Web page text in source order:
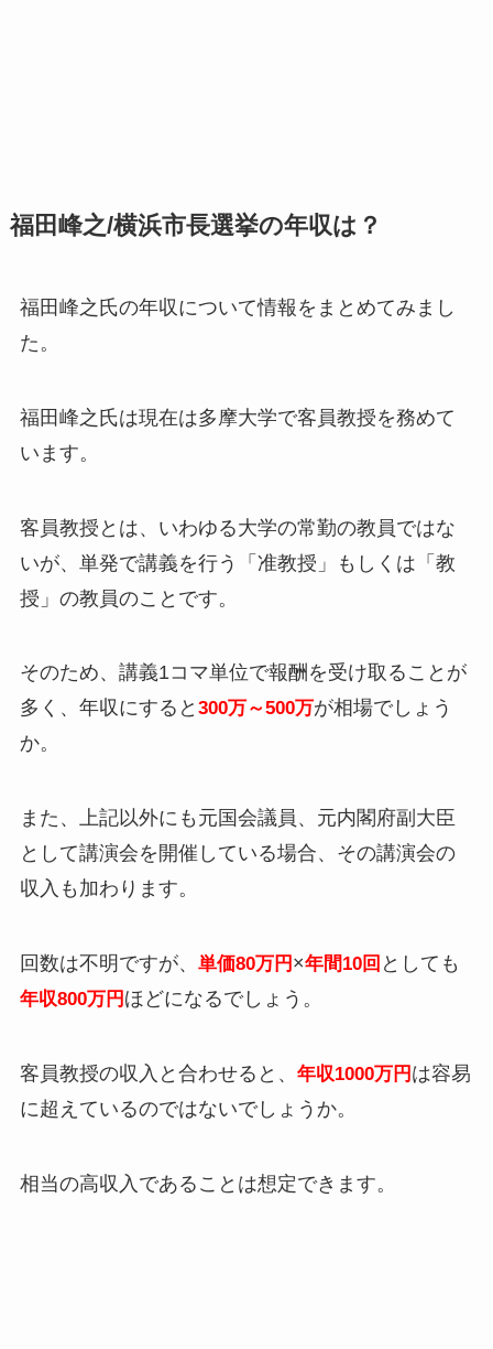
福田峰之/横浜市長選挙の年収は？
福田峰之氏の年収について情報をまとめてみまし
た。
福田峰之氏は現在は多摩大学で客員教授を務めて
います。
客員教授とは、いわゆる大学の常勤の教員ではな
いが、単発で講義を行う「准教授」もしくは「教
授」の教員のことです。
そのため、講義1コマ単位で報酬を受け取ることが
多く、年収にすると 300万～500万が相場でしょう
か。
また、上記以外にも元国会議員、元内閣府副大臣
として講演会を開催している場合、その講演会の
収入も加わります。
回数は不明ですが、 単価80万円 ×年間10回 としても
年収800万円 ほどになるでしょう。
客員教授の収入と合わせると、 年収1000万円 は容易
に超えているのではないでしょうか。
相当の高収入であることは想定できます。